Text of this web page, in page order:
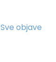
Sve objave